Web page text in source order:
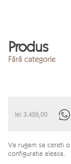
Produs
Fără categorie
lei 3.426,00
Va rugam sa cereti
configuratia aleasa.